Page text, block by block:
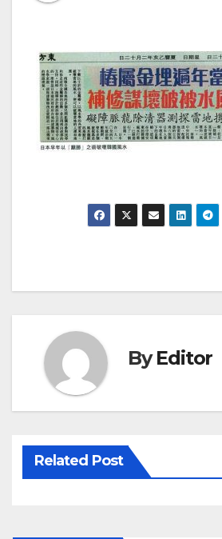
navigation
ByEditor
Related Post